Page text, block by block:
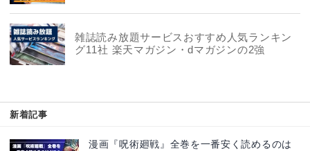
雑誌読み放題サービスおすすめ人気ランキン
グ11社 楽天マガジン・dマガジンの2強
新着記事
漫画『呪術廻戦』全巻を一番安く読めるのは